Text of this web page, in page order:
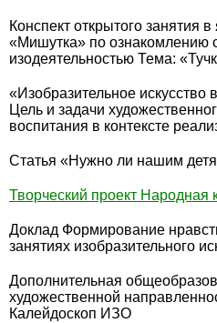
Конспект открытого занятия
«Мишутка» по
изодеятельностью Тема:
«Изобразительное
Цель и задачи
воспитания в контексте
Статья «Нужно ли нашим
Творческий проект Народная
Доклад Формирование
занятиях изобразительного
Дополнительная
художественной
Калейдоскоп ИЗО